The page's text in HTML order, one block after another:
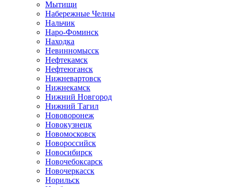
Мытищи
Набережные Челны
Нальчик
Наро-Фоминск
Находка
Невинномысск
Нефтекамск
Нефтеюганск
Нижневартовск
Нижнекамск
Нижний Новгород
Нижний Тагил
Нововоронеж
Новокузнецк
Новомосковск
Новороссийск
Новосибирск
Новочебоксарск
Новочеркасск
Норильск